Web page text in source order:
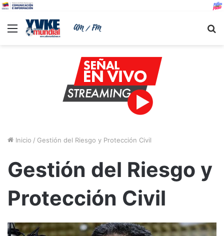
Menu
Inicio / Gestión del Riesgo y Protección Civil
Gestión del Riesgo y
Protección Civil